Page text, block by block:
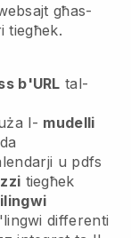
għas-
tiegħek.
b'URL tal-
l- mudelli
u pdfs
tiegħek
differenti